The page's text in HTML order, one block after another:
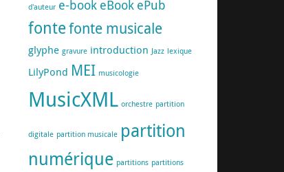
d'auteur e-book eBook ePub
fontefonte musicale
glyphe gravure introduction Jazz lexique
LilyPond MEI musicologie
MusicXML orchestre partition
digitale partition musicale partition
numérique partitions partitions